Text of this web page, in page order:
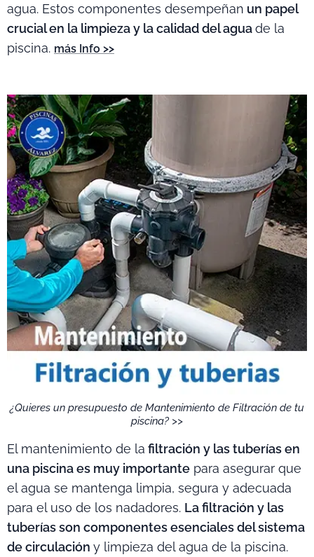
agua. Estos componentes desempeñan un papel
crucial en la limpieza y la calidad del aguade la
piscina. más Info >>
¿Quieres un presupuesto de Mantenimiento de Filtración de tu
piscina? >>
El mantenimiento de la filtración y las tuberías en
una piscina es muy importante para asegurar que
el agua se mantenga limpia, segura y adecuada
para el uso de los nadadores. La filtración y las
tuberías son componentes esenciales del sistema
de circulación y limpieza del agua de la piscina.